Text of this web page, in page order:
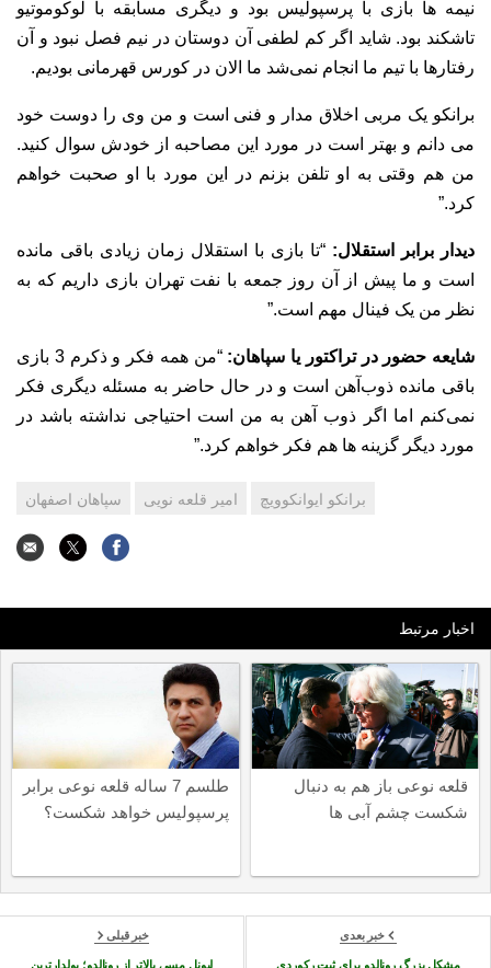
نیمه ‌ها بازی با پرسپولیس بود و دیگری مسابقه با لوکوموتیو
تاشکند بود. شاید اگر کم لطفی آن دوستان در نیم‌ فصل نبود و آن
رفتارها با تیم ما انجام نمی‌شد ما الان در کورس قهرمانی بودیم.
برانکو یک مربی اخلاق‌ مدار و فنی است و من وی را دوست خود
می دانم و بهتر است در مورد این مصاحبه از خودش سوال کنید.
من هم وقتی به او تلفن بزنم در این مورد با او صحبت خواهم
کرد.”
دیدار برابر استقلال: “تا بازی با استقلال زمان زیادی باقی مانده
است و ما پیش از آن روز جمعه با نفت تهران بازی داریم که به
نظر من یک فینال مهم است.”
شایعه حضور در تراکتور یا سپاهان:
“من همه فکر و ذکرم 3 بازی
باقی مانده ذوب‌آهن است و در حال حاضر به مسئله دیگری فکر
نمی‌کنم اما اگر ذوب آهن به من است احتیاجی نداشته باشد در
مورد دیگر گزینه ها هم فکر خواهم کرد.”
برانکو ایوانکوویچ امیر قلعه نویی سپاهان اصفهان
اخبار مرتبط
قلعه نوعی باز هم به دنبال
شکست چشم آبی ها
طلسم 7 ساله قلعه نوعی برابر
پرسپولیس خواهد شکست؟
خبر بعدی
مشکل بزرگ رونالدو برای ثبت رکوردی
خبر قبلی
لیونل مسی بالاتر از رونالدو؛ پولدارترین